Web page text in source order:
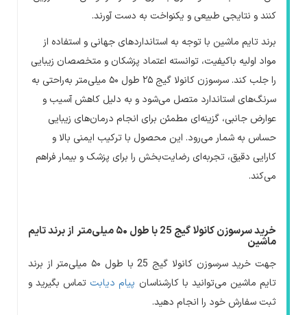
کنند و نتایجی طبیعی و یکنواخت به دست آورند.
برند تایم ماشین با توجه به استانداردهای جهانی و استفاده از
مواد اولیه باکیفیت، توانسته اعتماد پزشکان و متخصصان زیبایی
را جلب کند. سرسوزن کانولا گیج ۲۵ طول ۵۰ میلی‌متر به‌راحتی به
سرنگ‌های استاندارد متصل می‌شود و به دلیل کاهش آسیب و
عوارض جانبی، گزینه‌ای مطمئن برای انجام درمان‌های زیبایی
حساس به شمار می‌رود. این محصول با ترکیب ایمنی بالا و
کارایی دقیق، تجربه‌ای رضایت‌بخش را برای پزشک و بیمار فراهم
می‌کند.
خرید سرسوزن کانولا گیج 25 با طول ۵۰ میلی‌متر از برند تایم
ماشین
جهت خرید سرسوزن کانولا گیج 25 با طول ۵۰ میلی‌متر از برند
تایم ماشین می‌توانید با کارشناسان پیام دیابت تماس بگیرید و
ثبت سفارش خود را انجام دهید.